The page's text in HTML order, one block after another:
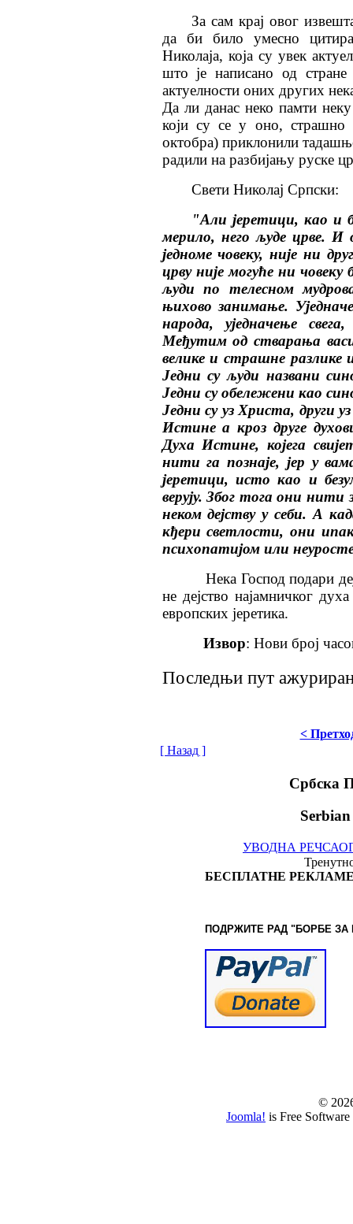
За сам крај овог
да би било умесно
Николаја, која су увек
што је написано од
актуелности оних других
Да ли данас неко памти
који су се у оно, страшно
октобра) приклонили
радили на разбијању руске
Свети Николај Српски:
"Али јеретици, као и
мерило, него људе црве. И
једноме човеку, није ни
црву није могуће ни
људи по телесном
њихово занимање.
народа, уједначење
Међутим од стварања
велике и страшне разлике
Једни су људи названи
Једни су обележени као
Једни су уз Христа, други
Истине а кроз друге
Духа Истине, којега
нити га познаје, јер у
јеретици, исто као и
верују. Због тога они
неком дејству у себи. А
кђери светлости, они
психопатијом или
Нека Господ подари
не дејство најамничког
европских јеретика.
Извор: Нови број
Последњи пут
<
[ Назад ]
Србска
УВОДНА РЕЧ
БЕСПЛАТНЕ
ПОДРЖИТЕ РАД "БОРБЕ ЗА
©
Joomla! is Free